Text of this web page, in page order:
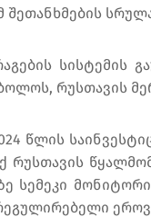
სისტემის
რუსთავის
წლის
რუსთავის
სემეკი